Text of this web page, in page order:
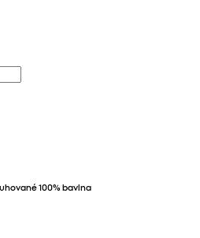
100% bavlna